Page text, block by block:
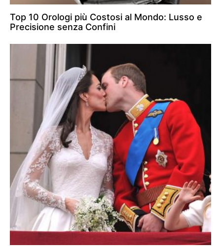
Top 10 Orologi più Costosi al Mondo: Lusso e
Precisione senza Confini